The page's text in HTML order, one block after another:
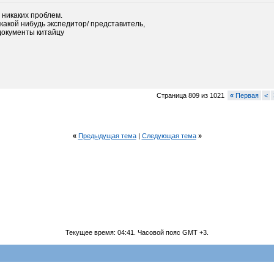
проблем.
нибудь экспедитор/ представитель,
китайцу
Страница 809 из 1021 « Первая <
« Предыдущая тема| Следующая тема »
Текущее время: 04:41 . Часовой пояс GMT +3.